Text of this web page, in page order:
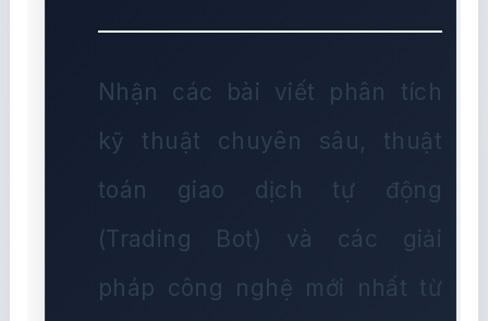
Nhận các bài viết phân tích
kỹ thuật chuyên sâu, thuật
toán giao dịch tự động
(Trading Bot) và các giải
pháp công nghệ mới nhất từ